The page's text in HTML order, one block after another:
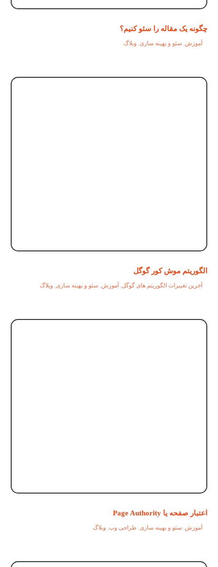
چگونه یک مقاله را سئو کنیم؟
آموزش, سئو و بهینه سازی, وبلاگ
الگوریتم موش کور گوگل
آخرین تغییرات الگوریتم های گوگل, آموزش, سئو و بهینه سازی, وبلاگ
اعتبار صفحه یا Page Authority
آموزش, سئو و بهینه سازی, طراحی وب, وبلاگ